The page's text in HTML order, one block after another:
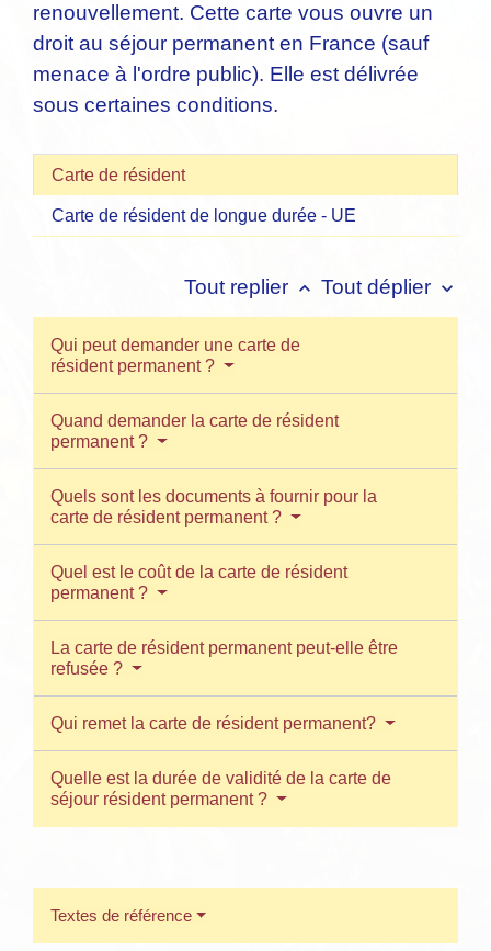
renouvellement. Cette carte vous ouvre un
droit au séjour permanent en France (sauf
menace à l'ordre public). Elle est délivrée
sous certaines conditions.
Carte de résident
Carte de résident de longue durée - UE
Tout replier keyboard_arrow_up Tout déplier keyboard_arrow_down
Qui peut demander une carte de
résident permanent ?
Quand demander la carte de résident
permanent ?
Quels sont les documents à fournir pour la
carte de résident permanent ?
Quel est le coût de la carte de résident
permanent ?
La carte de résident permanent peut-elle être
refusée ?
Qui remet la carte de résident permanent?
Quelle est la durée de validité de la carte de
séjour résident permanent ?
Textes de référence